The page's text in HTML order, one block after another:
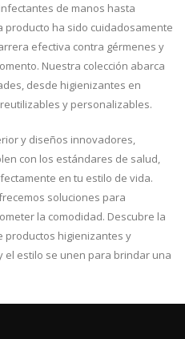
de manos hasta
producto ha sido cuidadosamente
efectiva contra gérmenes y
Nuestra colección abarca
desde higienizantes en
y personalizables.
y diseños innovadores,
con los estándares de salud,
en tu estilo de vida.
soluciones para
la comodidad. Descubre la
productos higienizantes y
el estilo se unen para brindar una